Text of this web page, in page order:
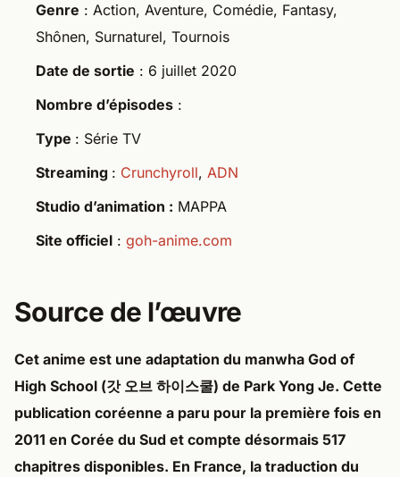
Genre : Action, Aventure, Comédie, Fantasy,
Shônen, Surnaturel, Tournois
Date de sortie : 6 juillet 2020
Nombre d’épisodes :
Type : Série TV
Streaming : Crunchyroll, ADN
Studio d’animation : MAPPA
Site officiel : goh-anime.com
Source de l’œuvre
Cet anime est une adaptation du manwha God of
High School (갓 오브 하이스쿨) de Park Yong Je. Cette
publication coréenne a paru pour la première fois en
2011 en Corée du Sud et compte désormais 517
chapitres disponibles. En France, la traduction du